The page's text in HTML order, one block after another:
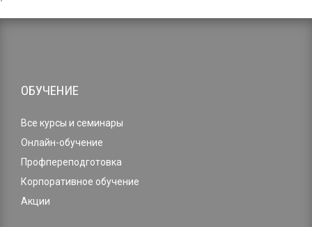
ОБУЧЕНИЕ
Все курсы и семинары
Онлайн-обучение
Профпереподготовка
Корпоративное обучение
Акции